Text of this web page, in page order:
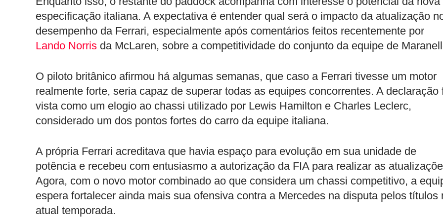
especificação italiana. A expectativa é entender qual será o impacto da atualização
desempenho da Ferrari, especialmente após comentários feitos recentemente por
Lando Norris da McLaren, sobre a competitividade do conjunto da equipe de
O piloto britânico afirmou há algumas semanas, que caso a Ferrari tivesse um motor
realmente forte, seria capaz de superar todas as equipes concorrentes. A declaração
vista como um elogio ao chassi utilizado por Lewis Hamilton e Charles Leclerc,
considerado um dos pontos fortes do carro da equipe italiana.
A própria Ferrari acreditava que havia espaço para evolução em sua unidade de
potência e recebeu com entusiasmo a autorização da FIA para realizar as
Agora, com o novo motor combinado ao que considera um chassi competitivo, a
espera fortalecer ainda mais sua ofensiva contra a Mercedes na disputa pelos títulos
atual temporada.